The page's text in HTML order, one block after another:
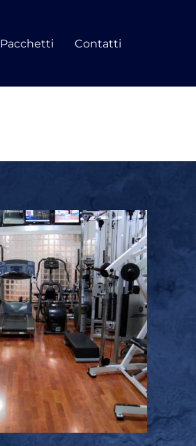
Pacchetti Contatti